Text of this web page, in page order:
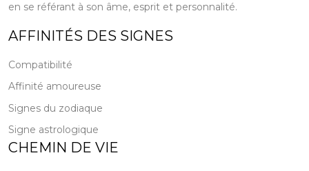
en se référant à son âme, esprit et personnalité.
AFFINITÉS DES SIGNES
Compatibilité
Affinité amoureuse
Signes du zodiaque
Signe astrologique
CHEMIN DE VIE